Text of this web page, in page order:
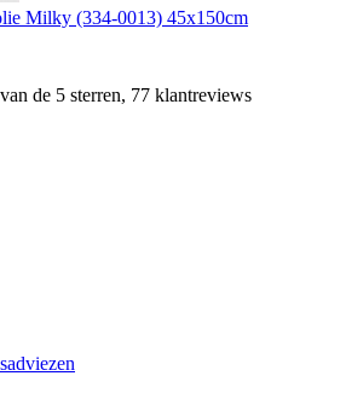
Milky (334-0013) 45x150cm
de 5 sterren, 77 klantreviews